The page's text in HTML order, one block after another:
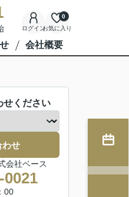
ログインお気に入り
0
会社概要
せください
わせ
会社ベース
0021
00